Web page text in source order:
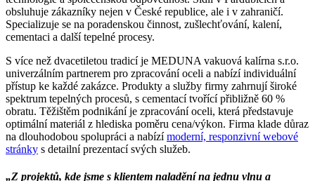
obsluhuje zákazníky nejen v České republice, ale i v zahraničí.
Specializuje se na poradenskou činnost, zušlechťování, kalení,
cementaci a další tepelné procesy.
S více než dvacetiletou tradicí je MEDUNA vakuová kalírna s.r.o.
univerzálním partnerem pro zpracování oceli a nabízí individuální
přístup ke každé zakázce. Produkty a služby firmy zahrnují široké
spektrum tepelných procesů, s cementací tvořící přibližně 60 %
obratu. Těžištěm podnikání je zpracování oceli, která představuje
optimální materiál z hlediska poměru cena/výkon. Firma klade důraz
na dlouhodobou spolupráci a nabízímoderní, responzivní webové
stránky s detailní prezentací svých služeb.
„Z projektů, kde jsme s klientem naladění na jednu vlnu a